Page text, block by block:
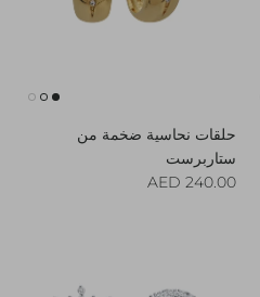
حلقات نحاسية ضخمة من
ستاربرست
Regular price
240.00 AED